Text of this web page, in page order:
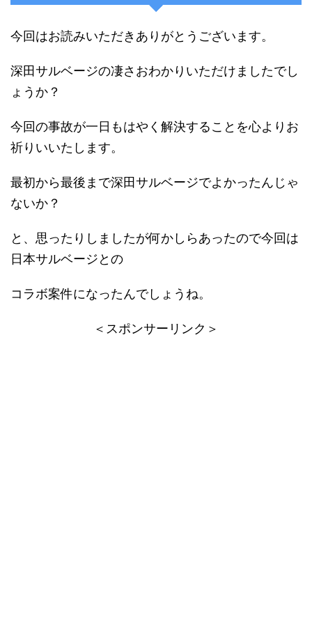
今回はお読みいただきありがとうございます。
深田サルベージの凄さおわかりいただけましたでし
ょうか？
今回の事故が一日もはやく解決することを心よりお
祈りいいたします。
最初から最後まで深田サルベージでよかったんじゃ
ないか？
と、思ったりしましたが何かしらあったので今回は
日本サルベージとの
コラボ案件になったんでしょうね。
＜スポンサーリンク＞